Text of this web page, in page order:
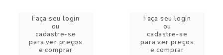
Faça seu login
ou
cadastre-se
para ver preços
e comprar
Faça seu login
ou
cadastre-se
para ver preços
e comprar